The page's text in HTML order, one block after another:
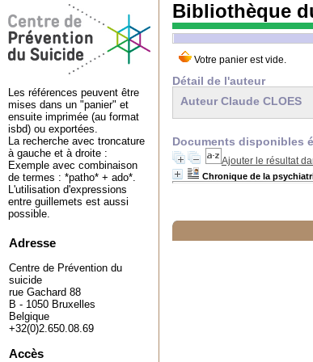
Bibliothèque
Détail de l'auteur
Auteur Claude CLOES
Documents disponibles
Ajouter le résultat
Chronique de la
Les références peuvent être
mises dans un "panier" et
ensuite imprimée (au format
isbd) ou exportées.
La recherche avec troncature
à gauche et à droite :
Exemple avec combinaison
de termes : *patho* + ado*.
L'utilisation d'expressions
entre guillemets est aussi
possible.
Adresse
Centre de Prévention du
suicide
rue Gachard 88
B - 1050 Bruxelles
Belgique
+32(0)2.650.08.69
Accès